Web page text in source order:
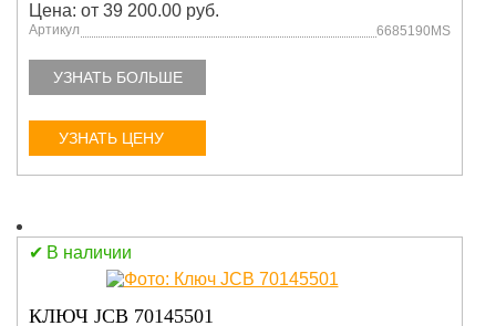
Цена: от 39 200.00 руб.
Артикул 6685190MS
УЗНАТЬ БОЛЬШЕ
УЗНАТЬ ЦЕНУ
В наличии
КЛЮЧ JCB 70145501